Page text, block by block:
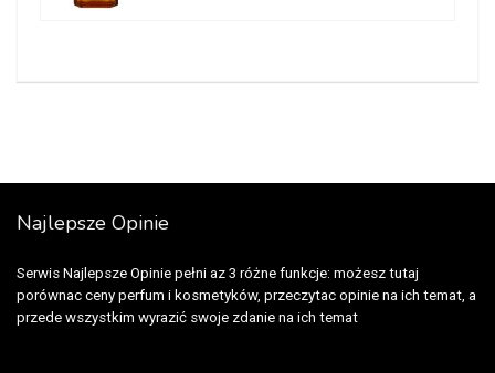
Najlepsze Opinie
Serwis Najlepsze Opinie pełni az 3 różne funkcje: możesz tutaj
porównac ceny perfum i kosmetyków, przeczytac opinie na ich temat, a
przede wszystkim wyrazić swoje zdanie na ich temat